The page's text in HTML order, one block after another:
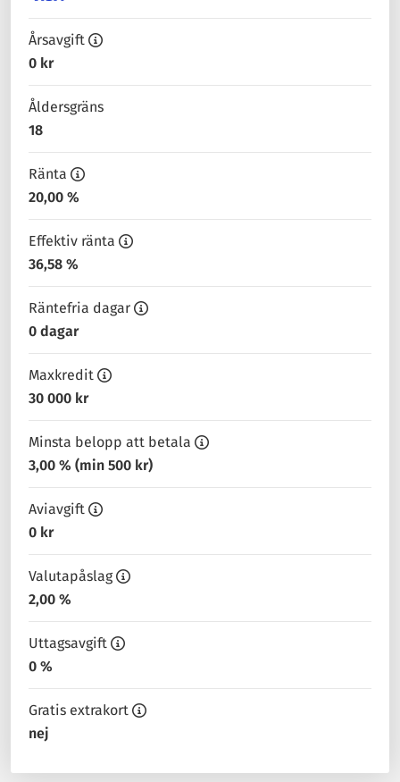
Årsavgift
0 kr
Åldersgräns
18
Ränta
20,00 %
Effektiv ränta
36,58 %
Räntefria dagar
0 dagar
Maxkredit
30 000 kr
Minsta belopp att betala
3,00 % (min 500 kr)
Aviavgift
0 kr
Valutapåslag
2,00 %
Uttagsavgift
0 %
Gratis extrakort
nej